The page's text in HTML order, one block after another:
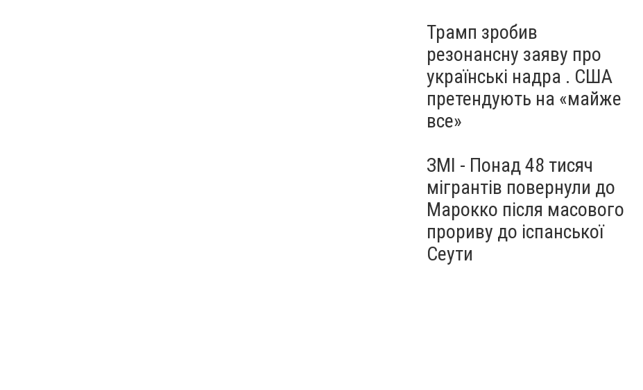
Трамп зробив
резонансну заяву про
українські надра . США
претендують на «майже
все»
ЗМІ - Понад 48 тисяч
мігрантів повернули до
Марокко після масового
прориву до іспанської
Сеути